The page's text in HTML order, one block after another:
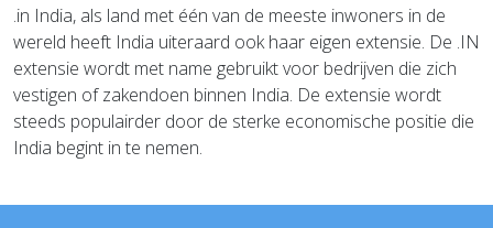
.in India, als land met één van de meeste inwoners in de
wereld heeft India uiteraard ook haar eigen extensie. De .IN
extensie wordt met name gebruikt voor bedrijven die zich
vestigen of zakendoen binnen India. De extensie wordt
steeds populairder door de sterke economische positie die
India begint in te nemen.